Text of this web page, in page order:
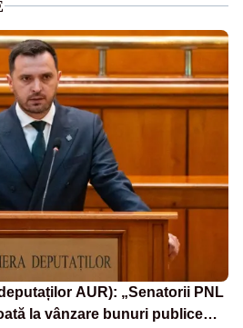
AUR): „Senatorii PNL
la vânzare bunuri publice